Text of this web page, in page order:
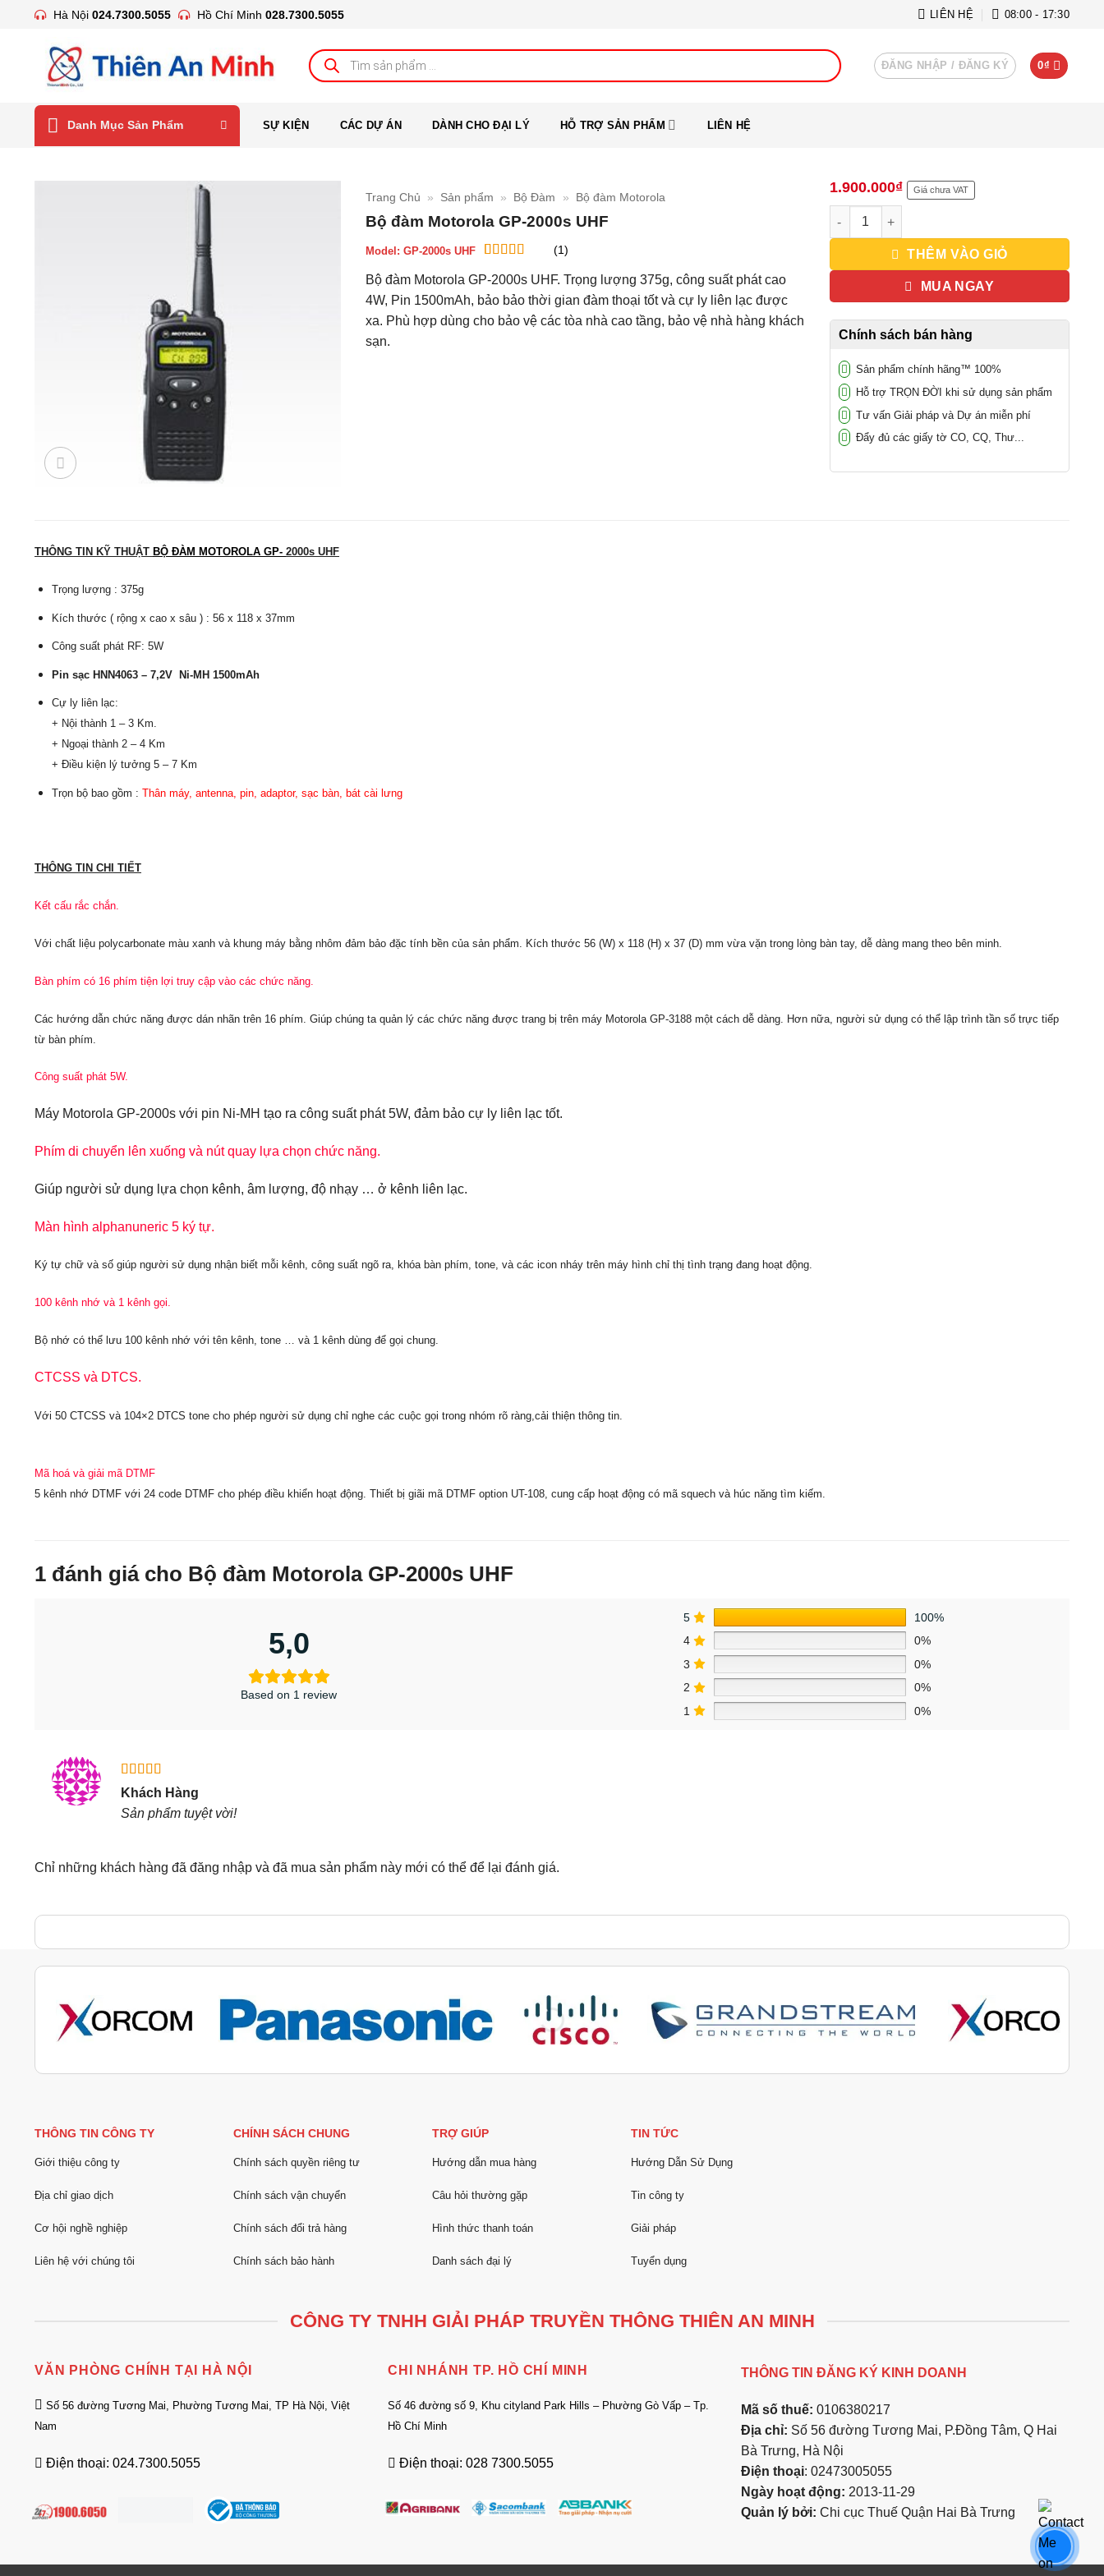
Hà Nội 024.7300.5055 Hồ Chí Minh 028.7300.5055 LIÊN HỆ 08:00 - 17:30
Tìm
kiếm
sản
phẩm
ĐĂNG NHẬP / ĐĂNG KÝ 0₫
Danh Mục Sản Phẩm SỰ KIỆN CÁC DỰ ÁN DÀNH CHO ĐẠI LÝ HỖ TRỢ SẢN PHẨM LIÊN HỆ
Trang Chủ » Sản phẩm » Bộ Đàm » Bộ đàm Motorola
Bộ đàm Motorola GP-2000s UHF
Model:GP-2000s UHF
trênđánh
giá
(1)
Bộ đàm Motorola GP-2000s UHF. Trọng lượng 375g, công suất phát cao
4W, Pin 1500mAh, bảo bảo thời gian đàm thoại tốt và cự ly liên lạc được
xa. Phù hợp dùng cho bảo vệ các tòa nhà cao tầng, bảo vệ nhà hàng khách
sạn.
1.900.000₫ Giá chưa VAT
Bộ đàm Motorola GP-2000s UHF số lượng
THÊM VÀO GIỎ
MUA NGAY
Chính sách bán hàng
Sản phẩm chính hãng™ 100%
Hỗ trợ TRỌN ĐỜI khi sử dụng sản phẩm
Tư vấn Giải pháp và Dự án miễn phí
Đẩy đủ các giấy tờ CO, CQ, Thư...
THÔNG TIN KỸ THUẬT BỘ ĐÀM MOTOROLA GP- 2000s UHF
Trọng lượng : 375g
Kích thước ( rộng x cao x sâu ) : 56 x 118 x 37mm
Công suất phát RF: 5W
Pin sạc HNN4063 – 7,2V Ni-MH 1500mAh
Cự ly liên lạc:
+ Nội thành 1 – 3 Km.
+ Ngoại thành 2 – 4 Km
+ Điều kiện lý tưởng 5 – 7 Km
Trọn bộ bao gồm : Thân máy, antenna, pin, adaptor, sạc bàn, bát cài lưng
THÔNG TIN CHI TIẾT
Kết cấu rắc chắn.
Với chất liệu polycarbonate màu xanh và khung máy bằng nhôm đảm bảo đặc tính bền của sản phẩm. Kích thước 56 (W) x 118 (H) x 37 (D) mm vừa vặn trong lòng bàn tay, dễ dàng mang theo bên minh.
Bàn phím có 16 phím tiện lợi truy cập vào các chức năng.
Các hướng dẫn chức năng được dán nhãn trên 16 phím. Giúp chúng ta quản lý các chức năng được trang bị trên máy Motorola GP-3188 một cách dễ dàng. Hơn nữa, người sử dụng có thể lập trình tần số trực tiếp
từ bàn phím.
Công suất phát 5W.
Máy Motorola GP-2000s với pin Ni-MH tạo ra công suất phát 5W, đảm bảo cự ly liên lạc tốt.
Phím di chuyển lên xuống và nút quay lựa chọn chức năng.
Giúp người sử dụng lựa chọn kênh, âm lượng, độ nhạy … ở kênh liên lạc.
Màn hình alphanuneric 5 ký tự.
Ký tự chữ và số giúp người sử dụng nhận biết mỗi kênh, công suất ngõ ra, khóa bàn phím, tone, và các icon nháy trên máy hình chỉ thị tình trạng đang hoạt động.
100 kênh nhớ và 1 kênh gọi.
Bộ nhớ có thể lưu 100 kênh nhớ với tên kênh, tone … và 1 kênh dùng để gọi chung.
CTCSS và DTCS.
Với 50 CTCSS và 104×2 DTCS tone cho phép người sử dụng chỉ nghe các cuộc gọi trong nhóm rõ ràng,cải thiện thông tin.
Mã hoá và giải mã DTMF
5 kênh nhớ DTMF với 24 code DTMF cho phép điều khiển hoạt động. Thiết bị giãi mã DTMF option UT-108, cung cấp hoạt động có mã squech và húc năng tìm kiếm.
1 đánh giá cho Bộ đàm Motorola GP-2000s UHF
5,0
Based on 1 review
5
100%
4
0%
3
0%
2
0%
1
0%
Được xếp
hạng55
sao
Khách Hàng
Sản phẩm tuyệt vời!
Chỉ những khách hàng đã đăng nhập và đã mua sản phẩm này mới có thể để lại đánh giá.
THÔNG TIN CÔNG TY
Giới thiệu công ty
Địa chỉ giao dịch
Cơ hội nghề nghiệp
Liên hệ với chúng tôi
CHÍNH SÁCH CHUNG
Chính sách quyền riêng tư
Chính sách vận chuyển
Chính sách đổi trả hàng
Chính sách bảo hành
TRỢ GIÚP
Hướng dẫn mua hàng
Câu hỏi thường gặp
Hình thức thanh toán
Danh sách đại lý
TIN TỨC
Hướng Dẫn Sử Dụng
Tin công ty
Giải pháp
Tuyển dụng
CÔNG TY TNHH GIẢI PHÁP TRUYỀN THÔNG THIÊN AN MINH
VĂN PHÒNG CHÍNH TẠI HÀ NỘI
Số 56 đường Tương Mai, Phường Tương Mai, TP Hà Nội, Việt
Nam
Điện thoại: 024.7300.5055
CHI NHÁNH TP. HỒ CHÍ MINH
Số 46 đường số 9, Khu cityland Park Hills – Phường Gò Vấp – Tp.
Hồ Chí Minh
Điện thoại: 028 7300.5055
THÔNG TIN ĐĂNG KÝ KINH DOANH
Mã số thuế: 0106380217
Địa chỉ: Số 56 đường Tương Mai, P.Đồng Tâm, Q Hai
Bà Trưng, Hà Nội
Điện thoại: 02473005055
Ngày hoạt động: 2013-11-29
Quản lý bởi: Chi cục Thuế Quận Hai Bà Trưng